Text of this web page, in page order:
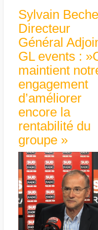
Sylvain
Directeur
Général
GL events :
maintient
engagement
d’améliorer
encore la
rentabilité du
groupe »